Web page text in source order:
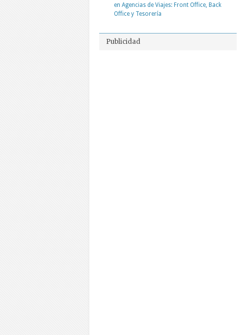
en Agencias de Viajes: Front Office, Back
Office y Tesorería
Publicidad